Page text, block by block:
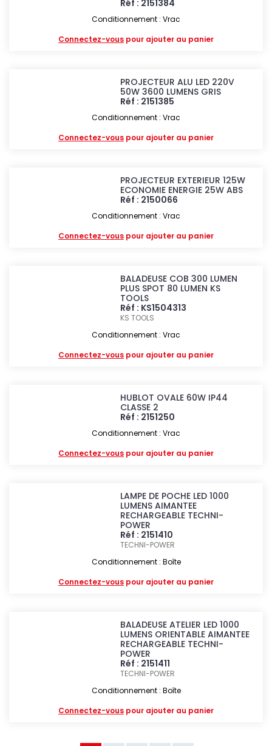
Réf : 2151384
Conditionnement : Vrac
Connectez-vous pour ajouter au panier
PROJECTEUR ALU LED 220V
50W 3600 LUMENS GRIS
Réf : 2151385
Conditionnement : Vrac
Connectez-vous pour ajouter au panier
PROJECTEUR EXTERIEUR 125W
ECONOMIE ENERGIE 25W ABS
Réf : 2150066
Conditionnement : Vrac
Connectez-vous pour ajouter au panier
BALADEUSE COB 300 LUMEN
PLUS SPOT 80 LUMEN KS
TOOLS
Réf : KS1504313
KS TOOLS
Conditionnement : Vrac
Connectez-vous pour ajouter au panier
HUBLOT OVALE 60W IP44
CLASSE 2
Réf : 2151250
Conditionnement : Vrac
Connectez-vous pour ajouter au panier
LAMPE DE POCHE LED 1000
LUMENS AIMANTEE
RECHARGEABLE TECHNI-
POWER
Réf : 2151410
TECHNI-POWER
Conditionnement : Boîte
Connectez-vous pour ajouter au panier
BALADEUSE ATELIER LED 1000
LUMENS ORIENTABLE AIMANTEE
RECHARGEABLE TECHNI-
POWER
Réf : 2151411
TECHNI-POWER
Conditionnement : Boîte
Connectez-vous pour ajouter au panier